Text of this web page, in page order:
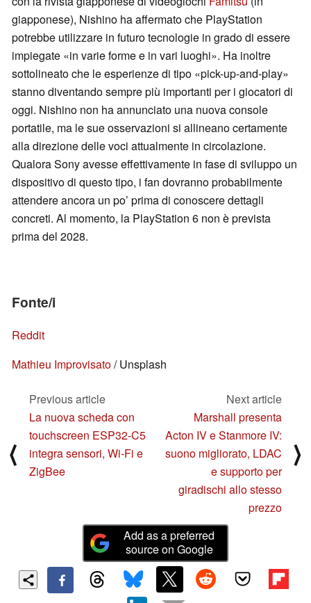
giapponese), Nishino ha affermato che PlayStation
potrebbe utilizzare in futuro tecnologie in grado di essere
impiegate «in varie forme e in vari luoghi». Ha inoltre
sottolineato che le esperienze di tipo «pick-up-and-play»
stanno diventando sempre più importanti per i giocatori di
oggi. Nishino non ha annunciato una nuova console
portatile, ma le sue osservazioni si allineano certamente
alla direzione delle voci attualmente in circolazione.
Qualora Sony avesse effettivamente in fase di sviluppo un
dispositivo di questo tipo, i fan dovranno probabilmente
attendere ancora un po’ prima di conoscere dettagli
concreti. Al momento, la PlayStation 6 non è prevista
prima del 2028.
Fonte/i
Reddit
Mathieu Improvisato/ Unsplash
⟨
Previous article
La nuova scheda con
touchscreen ESP32-C5
integra sensori, Wi-Fi e
ZigBee
Next article
Marshall presenta
Acton IV e Stanmore IV:
suono migliorato, LDAC
e supporto per
giradischi allo stesso
prezzo
⟩
Add as a preferred
source on Google